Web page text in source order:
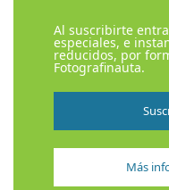
Al suscribirte
especiales, e
reducidos, por
Fotografinauta.
Más